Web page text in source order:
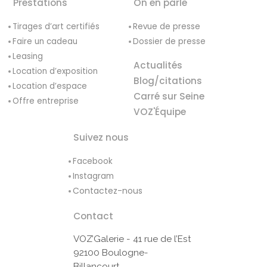
Prestations
Tirages d’art certifiés
Faire un cadeau
Leasing
Location d’exposition
Location d’espace
Offre entreprise
On en parle
Revue de presse
Dossier de presse
Actualités
Blog/citations
Carré sur Seine
VOZ'Équipe
Suivez nous
Facebook
Instagram
Contactez-nous
Contact
VOZ’Galerie - 41 rue de l’Est
92100 Boulogne-